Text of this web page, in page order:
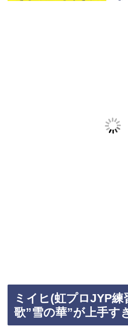
ミイヒ(虹プロJYP練
歌”雪の華”が上手す